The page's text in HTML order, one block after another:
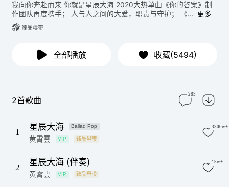
我向你奔赴而来 你就是星辰大海 2020大热单曲《你的答案》制
作团队再度携手； 人与人之间的大爱，职责与守护； 《... 更多
全部播放 收藏(5494)
2首歌曲
285
1
星辰大海 Ballad Pop
黄霄雲 VIP 臻品母带
3300w+
2
星辰大海 (伴奏)
黄霄雲 VIP 臻品母带
15w+